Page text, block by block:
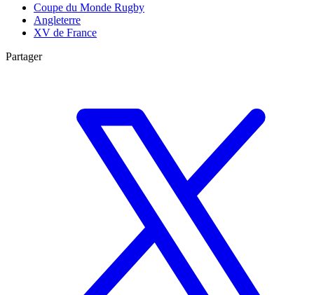
Coupe du Monde Rugby
Angleterre
XV de France
Partager